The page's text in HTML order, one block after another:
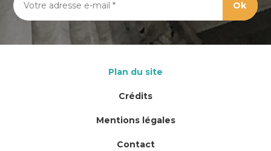
Plan du site
Crédits
Mentions légales
Contact